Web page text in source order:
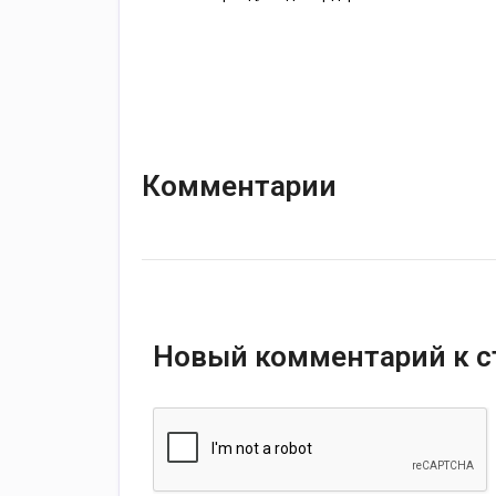
Комментарии
Новый комментарий к